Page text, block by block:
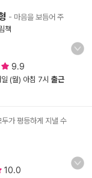
- 마음을 보듬어 주
책
9.9
일 (월) 아침 7시 출근
가 평등하게 지낼 수
10.0